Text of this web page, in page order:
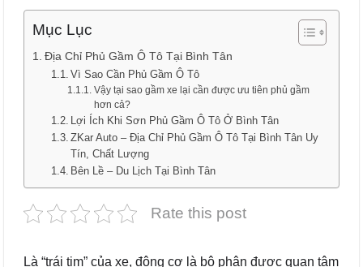
Mục Lục
Địa Chỉ Phủ Gầm Ô Tô Tại Bình Tân
Vì Sao Cần Phủ Gầm Ô Tô
Vậy tại sao gầm xe lại cần được ưu tiên phủ gầm
hơn cả?
Lợi Ích Khi Sơn Phủ Gầm Ô Tô Ở Bình Tân
ZKar Auto – Địa Chỉ Phủ Gầm Ô Tô Tại Bình Tân Uy
Tín, Chất Lượng
Bên Lề – Du Lịch Tại Bình Tân
Rate this post
Là “trái tim” của xe, động cơ là bộ phận được quan tâm